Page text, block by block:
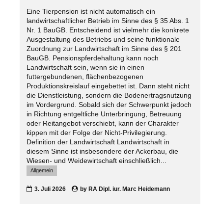
Eine Tierpension ist nicht automatisch ein
landwirtschaftlicher Betrieb im Sinne des § 35 Abs. 1
Nr. 1 BauGB. Entscheidend ist vielmehr die konkrete
Ausgestaltung des Betriebs und seine funktionale
Zuordnung zur Landwirtschaft im Sinne des § 201
BauGB. Pensionspferdehaltung kann noch
Landwirtschaft sein, wenn sie in einen
futtergebundenen, flächenbezogenen
Produktionskreislauf eingebettet ist. Dann steht nicht
die Dienstleistung, sondern die Bodenertragsnutzung
im Vordergrund. Sobald sich der Schwerpunkt jedoch
in Richtung entgeltliche Unterbringung, Betreuung
oder Reitangebot verschiebt, kann der Charakter
kippen mit der Folge der Nicht-Privilegierung.
Definition der Landwirtschaft Landwirtschaft in
diesem Sinne ist insbesondere der Ackerbau, die
Wiesen- und Weidewirtschaft einschließlich...
Allgemein
3. Juli 2026 by RA Dipl. iur. Marc Heidemann